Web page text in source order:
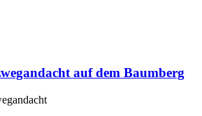
auf dem Baumberg